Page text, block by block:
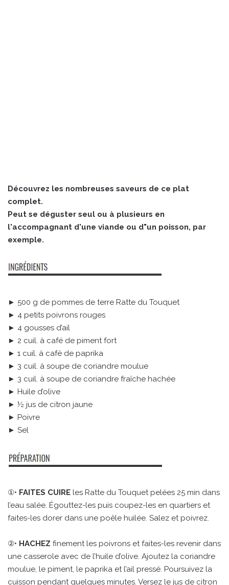
Découvrez les nombreuses saveurs de ce plat
complet.
Peut se déguster seul ou à plusieurs en
l'accompagnant d'une viande ou d"un poisson, par
exemple.
► 500 g de pommes de terre Ratte du Touquet
► 4 petits poivrons rouges
► 4 gousses d’ail
► 2 cuil. à café de piment fort
► 1 cuil. à café de paprika
► 3 cuil. à soupe de coriandre moulue
► 3 cuil. à soupe de coriandre fraîche hachée
► Huile d’olive
► ½ jus de citron jaune
► Poivre
► Sel
①• FAITES CUIRE les Ratte du Touquet pelées 25 min dans
l’eau salée. Égouttez-les puis coupez-les en quartiers et
faites-les dorer dans une poêle huilée. Salez et poivrez.
②• HACHEZ finement les poivrons et faites-les revenir dans
une casserole avec de l’huile d’olive. Ajoutez la coriandre
moulue, le piment, le paprika et l’ail pressé. Poursuivez la
cuisson pendant quelques minutes. Versez le jus de citron